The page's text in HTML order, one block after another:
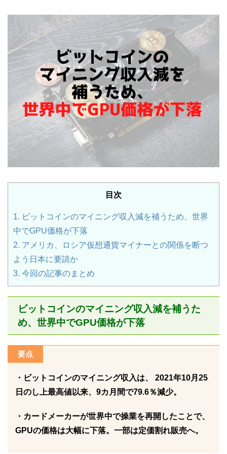
目次
1. ビットコインのマイニング収入減を補うため、世界
中でGPU価格が下落
2. アメリカ、ロシア仮想通貨マイナーとの関係を断つ
よう日本に要請か
3. 今回の記事のまとめ
ビットコインのマイニング収入減を補うた
め、世界中でGPU価格が下落
要点
・ビットコインのマイニング収入は、 2021年10月25
日のし上最高値以来、9カ月間で79.6％減少。
・カードメーカーが世界中で操業を再開したことで、
GPUの価格は大幅に下落。一部は定価割れ販売へ。